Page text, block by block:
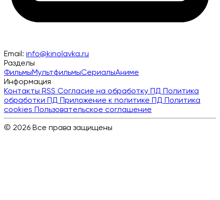
Email: info@kinolavka.ru
Разделы
ФильмыМультфильмыСериалыАниме
Информация
Контакты RSS Согласие на обработку ПД Политика
обработки ПД Приложение к политике ПД Политика
cookies Пользовательское соглашение
© 2026 Все права защищены